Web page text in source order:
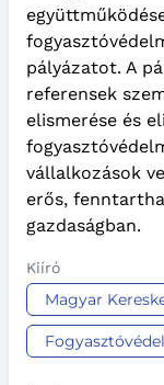
pályázatot. A
referensek
elismerése és
vállalkozások
erős,
gazdaságban.
Kiíró
Magyar